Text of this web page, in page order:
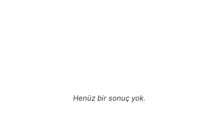
Henüz bir sonuç yok.